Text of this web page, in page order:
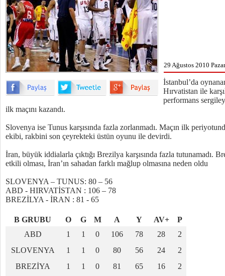
29 Ağustos 2010
İstanbul’da
Hırvatistan ile
performans
ilk maçını kazandı.
Slovenya ise Tunus karşısında fazla zorlanmadı. Maçın ilk
ekibi, rakbini son çeyrekteki üstün oyunu ile devirdi.
İran, büyük iddialarla çıktığı Brezilya karşısında fazla tutunamadı.
etkili olması, İran’ın sahadan farklı mağlup olmasına neden oldu
SLOVENYA – TUNUS: 80 – 56
ABD - HIRVATİSTAN : 106 – 78
BREZİLYA - İRAN : 81 - 65
B GRUBU O G M A Y AV+
P
ABD
1 1 0 106 78 28
2
SLOVENYA
1 1 0 80 56 24
2
BREZİYA
1 1 0 81 65 16
2